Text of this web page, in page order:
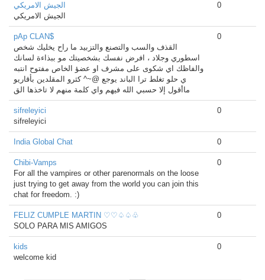
الجيش الامريكي
الجيش الامريكي
0
pAp CLAN$
القذف والسب والتصنع والتزبيد ما راح يخليك شخص
اسطوري وجلاد ، افرض نفسك بشخصيتك مو ببذاءة لسانك
والفاظك اي شكوى على مشرف او عضؤ الخاص مفتوح انتبه
ي حلو تغلط ترا الباند يوجع @~^ كثرو المقلدين بأقاريو
ماأقول إلا حسبي الله فيهم واي كلمة منهم لا تاخذها الق
0
sifreleyici
sifreleyici
0
India Global Chat 0
Chibi-Vamps
For all the vampires or other parenormals on the loose
just trying to get away from the world you can join this
chat for freedom. :)
0
FELIZ CUMPLE MARTIN ♡♡♤♤♧
SOLO PARA MIS AMIGOS
0
kids
welcome kid
0